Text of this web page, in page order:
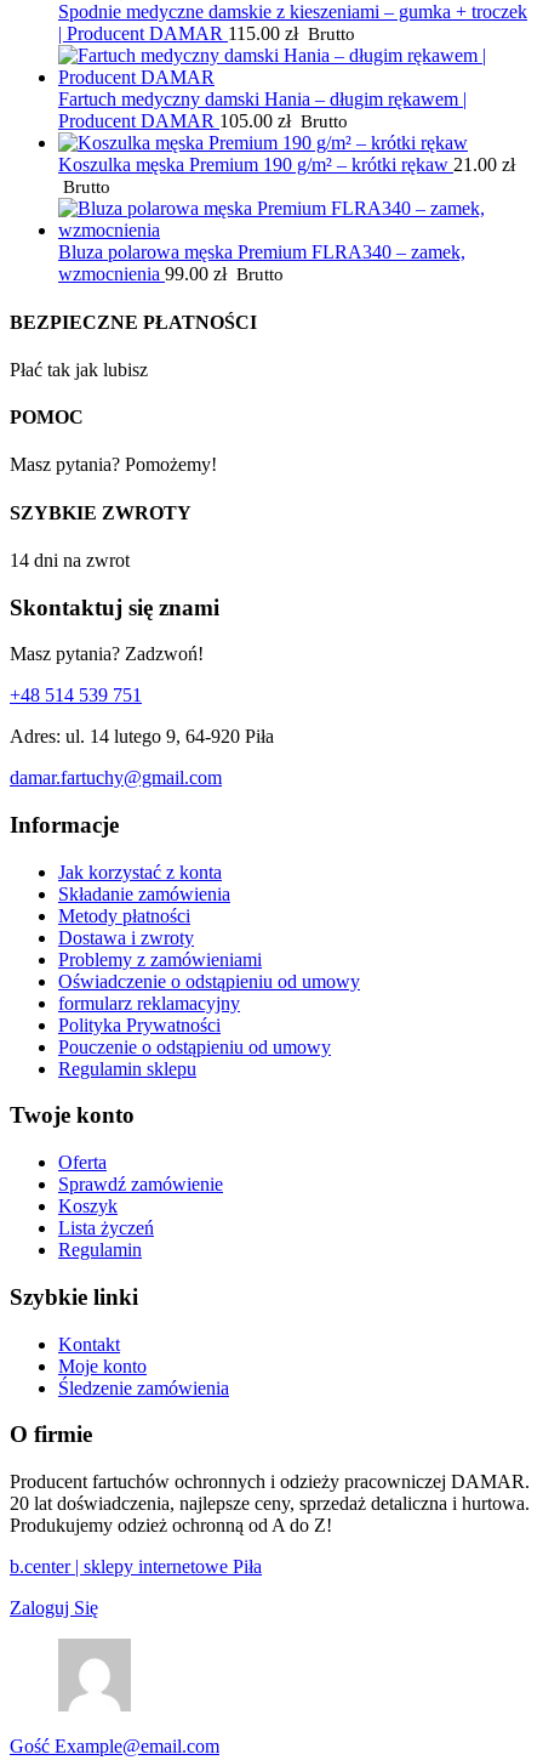
Spodnie medyczne damskie z kieszeniami – gumka + troczek
| Producent DAMAR 115.00 zł Brutto
Fartuch medyczny damski Hania – długim rękawem |
Producent DAMAR 105.00 zł Brutto
Koszulka męska Premium 190 g/m² – krótki rękaw 21.00 zł
Brutto
Bluza polarowa męska Premium FLRA340 – zamek,
wzmocnienia 99.00 zł Brutto
BEZPIECZNE PŁATNOŚCI
Płać tak jak lubisz
POMOC
Masz pytania? Pomożemy!
SZYBKIE ZWROTY
14 dni na zwrot
Skontaktuj się znami
Masz pytania? Zadzwoń!
+48 514 539 751
Adres: ul. 14 lutego 9, 64-920 Piła
damar.fartuchy@gmail.com
Informacje
Jak korzystać z konta
Składanie zamówienia
Metody płatności
Dostawa i zwroty
Problemy z zamówieniami
Oświadczenie o odstąpieniu od umowy
formularz reklamacyjny
Polityka Prywatności
Pouczenie o odstąpieniu od umowy
Regulamin sklepu
Twoje konto
Oferta
Sprawdź zamówienie
Koszyk
Lista życzeń
Regulamin
Szybkie linki
Kontakt
Moje konto
Śledzenie zamówienia
O firmie
Producent fartuchów ochronnych i odzieży pracowniczej DAMAR.
20 lat doświadczenia, najlepsze ceny, sprzedaż detaliczna i hurtowa.
Produkujemy odzież ochronną od A do Z!
b.center | sklepy internetowe Piła
Zaloguj Się
Gość Example@email.com